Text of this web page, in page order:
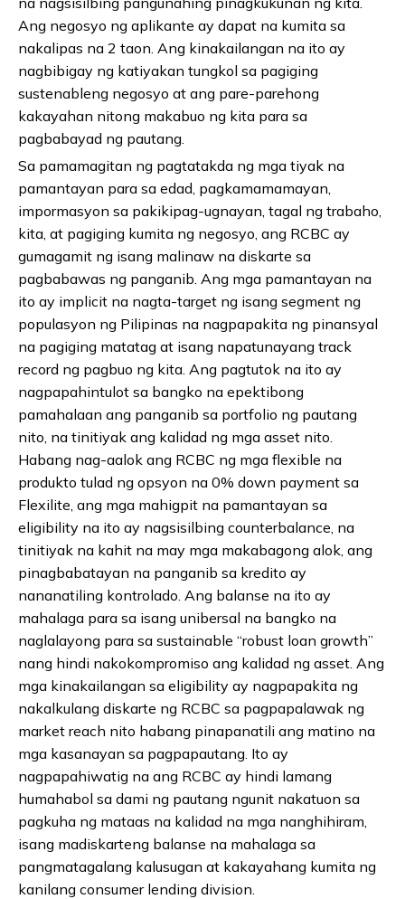
Ang negosyo ng aplikante ay dapat na kumita sa
nakalipas na 2 taon. Ang kinakailangan na ito ay
nagbibigay ng katiyakan tungkol sa pagiging
sustenableng negosyo at ang pare-parehong
kakayahan nitong makabuo ng kita para sa
pagbabayad ng pautang.
Sa pamamagitan ng pagtatakda ng mga tiyak na
pamantayan para sa edad, pagkamamamayan,
impormasyon sa pakikipag-ugnayan, tagal ng trabaho,
kita, at pagiging kumita ng negosyo, ang RCBC ay
gumagamit ng isang malinaw na diskarte sa
pagbabawas ng panganib. Ang mga pamantayan na
ito ay implicit na nagta-target ng isang segment ng
populasyon ng Pilipinas na nagpapakita ng pinansyal
na pagiging matatag at isang napatunayang track
record ng pagbuo ng kita. Ang pagtutok na ito ay
nagpapahintulot sa bangko na epektibong
pamahalaan ang panganib sa portfolio ng pautang
nito, na tinitiyak ang kalidad ng mga asset nito.
Habang nag-aalok ang RCBC ng mga flexible na
produkto tulad ng opsyon na 0% down payment sa
Flexilite, ang mga mahigpit na pamantayan sa
eligibility na ito ay nagsisilbing counterbalance, na
tinitiyak na kahit na may mga makabagong alok, ang
pinagbabatayan na panganib sa kredito ay
nananatiling kontrolado. Ang balanse na ito ay
mahalaga para sa isang unibersal na bangko na
naglalayong para sa sustainable “robust loan growth”
nang hindi nakokompromiso ang kalidad ng asset. Ang
mga kinakailangan sa eligibility ay nagpapakita ng
nakalkulang diskarte ng RCBC sa pagpapalawak ng
market reach nito habang pinapanatili ang matino na
mga kasanayan sa pagpapautang. Ito ay
nagpapahiwatig na ang RCBC ay hindi lamang
humahabol sa dami ng pautang ngunit nakatuon sa
pagkuha ng mataas na kalidad na mga nanghihiram,
isang madiskarteng balanse na mahalaga sa
pangmatagalang kalusugan at kakayahang kumita ng
kanilang consumer lending division.